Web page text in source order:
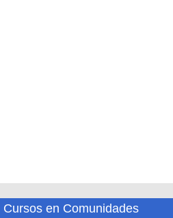
Cursos en Comunidades